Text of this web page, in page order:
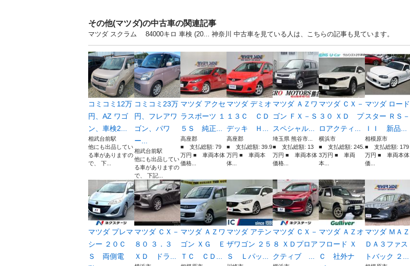
その他(マツダ)の中古車の関連記事
マツダ スクラム 84000キロ 車検 (20... 神奈川 中古車を見ている人は、こちらの記事も見ています。
コミコミ12万
円、AZ ワゴ
ン、車検2...
相武台前駅
他にも出品してい
る車がありますの
で、 下...
コミコミ23万
円、フレアワ
ゴン、パワ
ー...
相武台前駅
他にも出品してい
る車がありますの
で、 下記...
マツダ アクセ
ラスポーツ １
５Ｓ 純正...
高座郡
■ 支払総額: 79
万円 ■ 車両本体
価格...
マツダ デミオ
１３Ｃ ＣＤ
デッキ Ｈ...
高座郡
■ 支払総額: 39.9
万円 ■ 車両本
体...
マツダ ＡＺワ
ゴン ＦＸ－Ｓ
スペシャル...
埼玉県 熊谷市...
■ 支払総額: 13
万円 ■ 車両本体
価格...
マツダ ＣＸ－
３０ ＸＤ プ
ロアクティ...
横浜市
■ 支払総額: 245.
3万円 ■ 車両
本...
マツダ ロード
スター ＲＳ－
ＩＩ 新品...
相模原市
■ 支払総額: 179
万円 ■ 車両本体
価...
マツダ プレマ
シー ２０Ｃ
Ｓ 両側電
マツダ ＣＸ－
８０ ３．３
ＸＤ ドラ...
マツダ ＡＺワ
ゴン ＸＧ Ｅ
ＴＣ ＣＤ...
マツダ アテン
ザワゴン ２５
Ｓ Ｌパッ...
マツダ ＣＸ－
８ ＸＤプロア
クティブ ...
マツダ ＡＺオ
フロード Ｘ
Ｃ 社外ナ
マツダ ＭＡＺ
ＤＡ３ファス
トバック ２...